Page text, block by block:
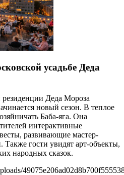
усадьбе Деда
резиденции Деда Мороза
новый сезон. В теплое
Баба-яга. Она
интерактивные
развивающие мастер-
Также гости увидят арт-объекты,
народных сказок.